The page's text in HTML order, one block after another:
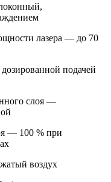
лазера — до 70
подачей
слоя —
— 100 % при
воздух